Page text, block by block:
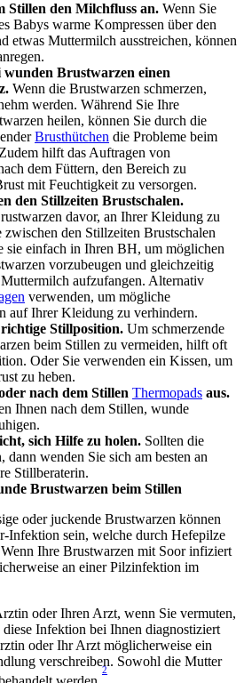
Stillen den Milchfluss an. Wenn Sie
Babys warme Kompressen über den
etwas Muttermilch ausstreichen, können
wunden Brustwarzen einen
Wenn die Brustwarzen schmerzen,
werden. Während Sie Ihre
heilen, können Sie durch die
Brusthütchen die Probleme beim
hilft das Auftragen von
dem Füttern, den Bereich zu
mit Feuchtigkeit zu versorgen.
den Stillzeiten Brustschalen.
davor, an Ihrer Kleidung zu
zwischen den Stillzeiten Brustschalen
sie einfach in Ihren BH, um möglichen
vorzubeugen und gleichzeitig
Muttermilch aufzufangen. Alternativ
verwenden, um mögliche
auf Ihrer Kleidung zu verhindern.
Stillposition. Um schmerzende
beim Stillen zu vermeiden, hilft oft
Oder Sie verwenden ein Kissen, um
zu heben.
nach dem Stillen Thermopads aus.
Ihnen nach dem Stillen, wunde
sich Hilfe zu holen. Sollten die
dann wenden Sie sich am besten an
Stillberaterin.
Brustwarzen beim Stillen
oder juckende Brustwarzen können
Infektion sein, welche durch Hefepilze
Ihre Brustwarzen mit Soor infiziert
an einer Pilzinfektion im
oder Ihren Arzt, wenn Sie vermuten,
diese Infektion bei Ihnen diagnostiziert
oder Ihr Arzt möglicherweise ein
verschreiben. Sowohl die Mutter
2